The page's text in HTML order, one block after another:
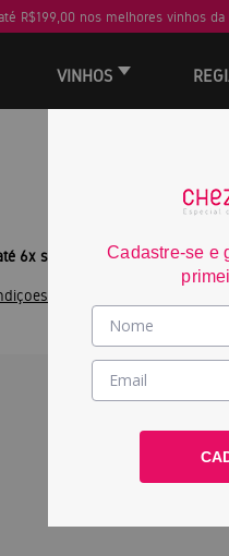
R$199,00 nos melhores vinhos da
VINHOS
6x sem
Cadastre-se e